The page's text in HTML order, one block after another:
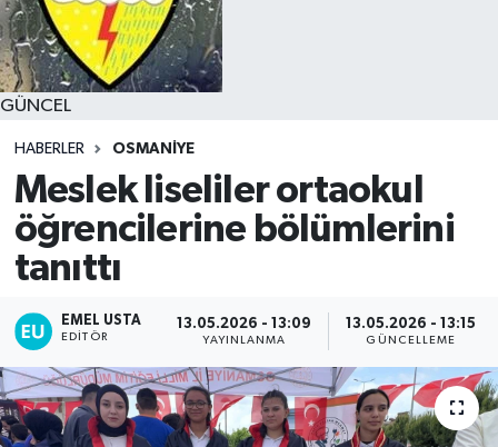
GÜNCEL
HABERLER OSMANİYE
Meslek liseliler ortaokul
öğrencilerine bölümlerini
tanıttı
EMEL USTA
EDITÖR
13.05.2026 - 13:09
YAYINLANMA
13.05.2026 - 13:15
GÜNCELLEME